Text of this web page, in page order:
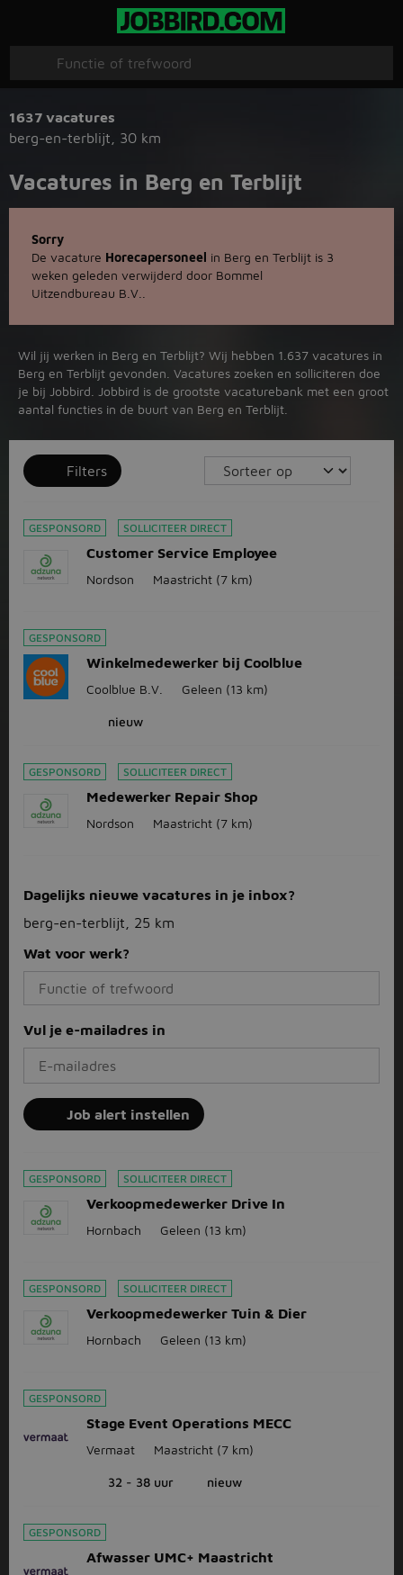
1637 vacatures
berg-en-terblijt
30 km
Vacatures in Berg en Terblijt
Sorry
De vacature Horecapersoneel in Berg en Terblijt is 3
weken geleden verwijderd door Bommel
Uitzendbureau B.V..
Wil jij werken in Berg en Terblijt? Wij hebben 1.637 vacatures in
Berg en Terblijt gevonden. Vacatures zoeken en solliciteren doe
je bij Jobbird. Jobbird is de grootste vacaturebank met een groot
aantal functies in de buurt van Berg en Terblijt.
Filters
GESPONSORD SOLLICITEER DIRECT
Customer Service Employee
Nordson Maastricht (7 km)
GESPONSORD
Winkelmedewerker bij Coolblue
Coolblue B.V. Geleen (13 km)
nieuw
GESPONSORD SOLLICITEER DIRECT
Medewerker Repair Shop
Nordson Maastricht (7 km)
Dagelijks nieuwe vacatures in je inbox?
berg-en-terblijt, 25 km
Wat voor werk?
Vul je e-mailadres in
Job alert instellen
GESPONSORD SOLLICITEER DIRECT
Verkoopmedewerker Drive In
Hornbach Geleen (13 km)
GESPONSORD SOLLICITEER DIRECT
Verkoopmedewerker Tuin & Dier
Hornbach Geleen (13 km)
GESPONSORD
Stage Event Operations MECC
Vermaat Maastricht (7 km)
32 - 38 uur nieuw
GESPONSORD
Afwasser UMC+ Maastricht